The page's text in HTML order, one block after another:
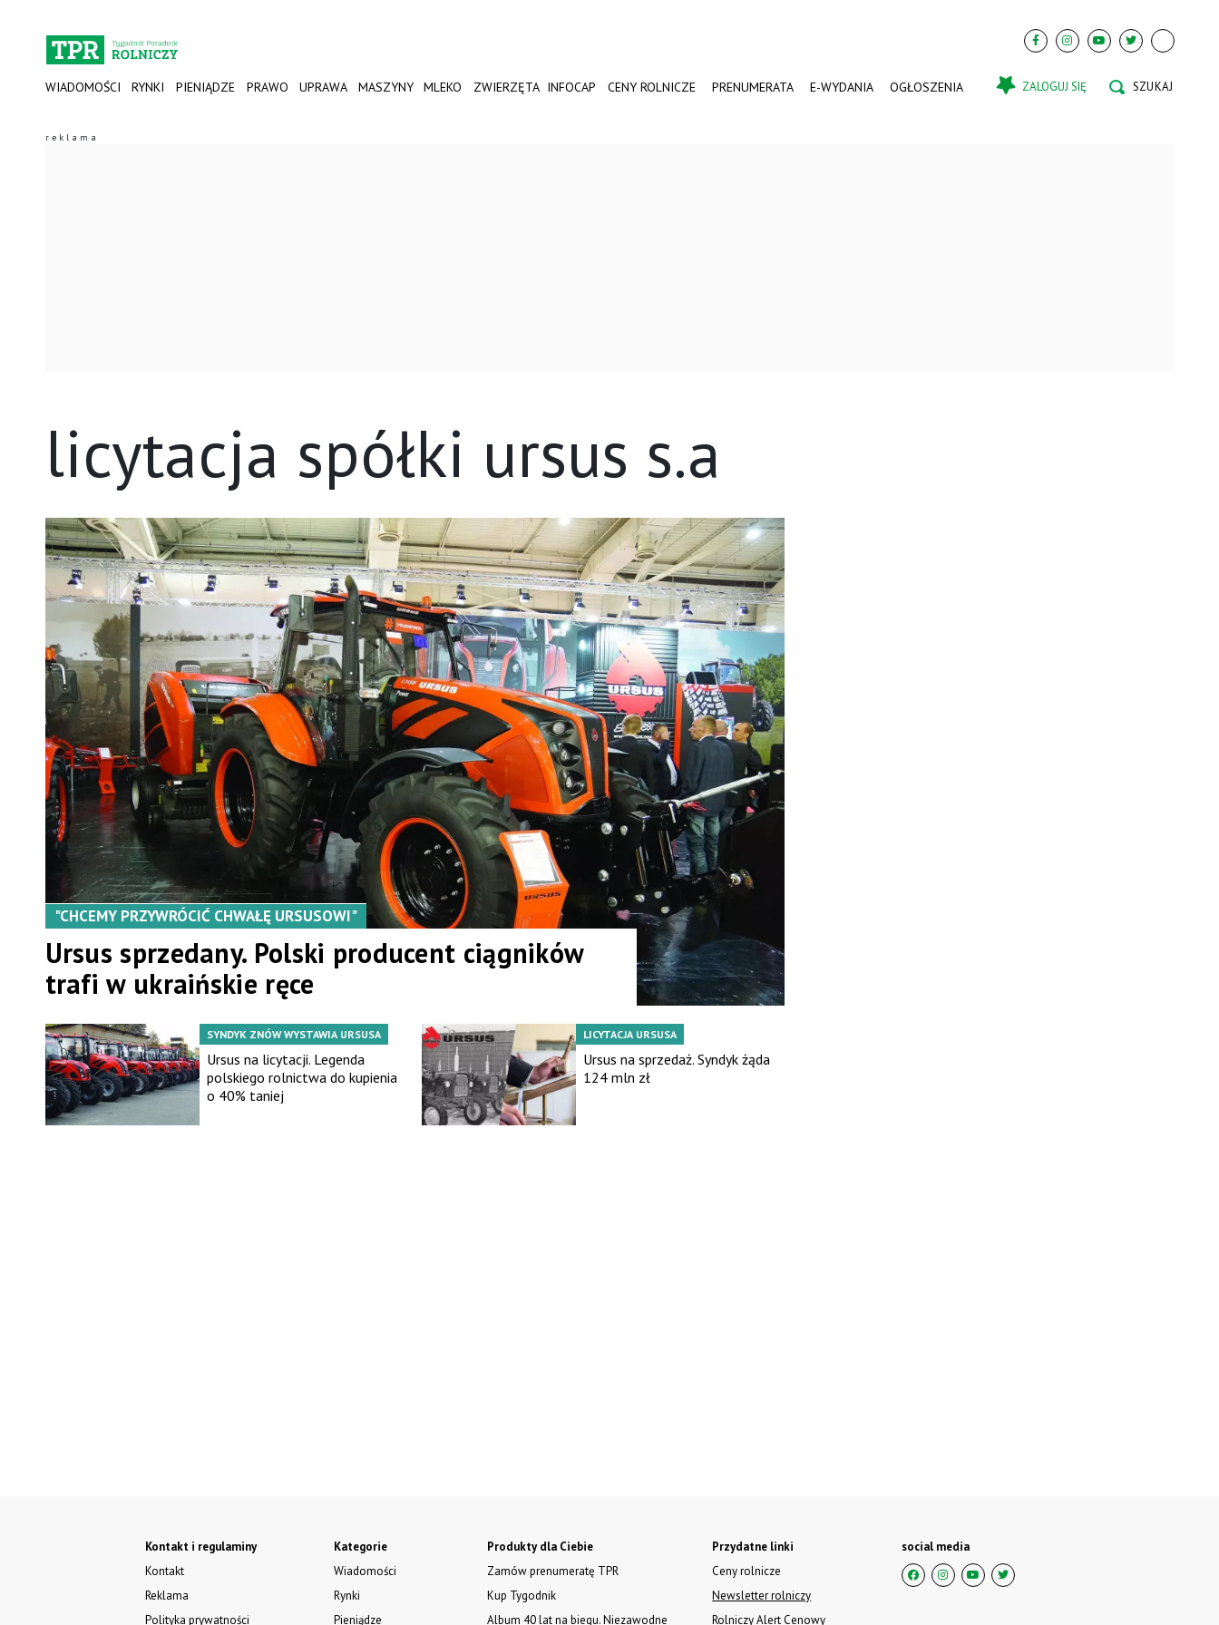
WIADOMOŚCI RYNKI PIENIĄDZE PRAWO UPRAWA MASZYNY MLEKO ZWIERZĘTA INFOCAP CENY ROLNICZE PRENUMERATA E-WYDANIA OGŁOSZENIA ZALOGUJ SIĘ
licytacja spółki ursus s.a
"CHCEMY PRZYWRÓCIĆ CHWAŁĘ URSUSOWI"
Ursus sprzedany. Polski producent ciągników
trafi w ukraińskie ręce
SYNDYK ZNÓW WYSTAWIA URSUSA
Ursus na licytacji. Legenda
polskiego rolnictwa do kupienia
o 40% taniej
LICYTACJA URSUSA
Ursus na sprzedaż. Syndyk żąda
124 mln zł
Kontakt i regulaminy
Kontakt
Reklama
Polityka prywatności
Kategorie
Wiadomości
Rynki
Pieniądze
Produkty dla Ciebie
Zamów prenumeratę TPR
Kup Tygodnik
Album 40 lat na biegu. Niezawodne
Przydatne linki
Ceny rolnicze
Newsletter rolniczy
Rolniczy Alert Cenowy
social media